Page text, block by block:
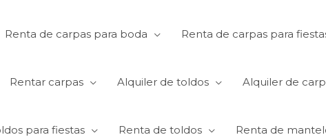
Renta de carpas para boda Renta de carpas para
Rentar carpas Alquiler de toldos Alquiler de
para fiestas Renta de toldos Renta de